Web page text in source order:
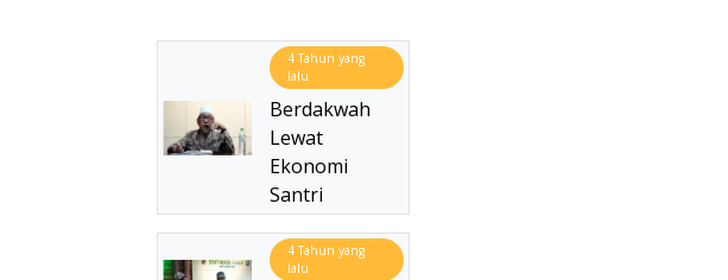
4 Tahun yang
lalu
Berdakwah
Lewat
Ekonomi
Santri
4 Tahun yang
lalu